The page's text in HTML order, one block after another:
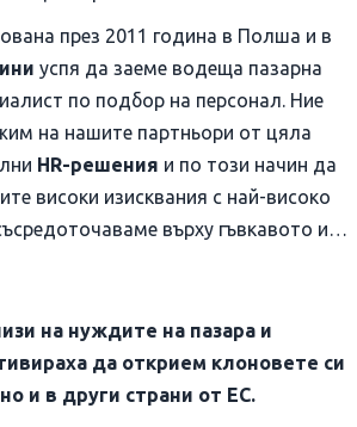
през 2011 година в Полша и в
успя да заеме водеща пазарна
по подбор на персонал. Ние
на нашите партньори от цяла
HR-решения и по този начин да
високи изисквания с най-високо
върху гъвкавото и
широк кръгозор, ние имаме
сме решени да овладеем успешно
предизвикателства, с които
на нуждите на пазара и
да открием клоновете си
и в други страни от ЕС.